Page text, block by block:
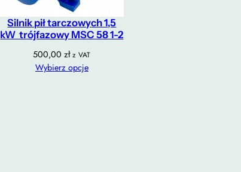
Silnik pił tarczowych 1,5
kW trójfazowy MSC 58 1-2
500,00zł z VAT
Wybierz opcje